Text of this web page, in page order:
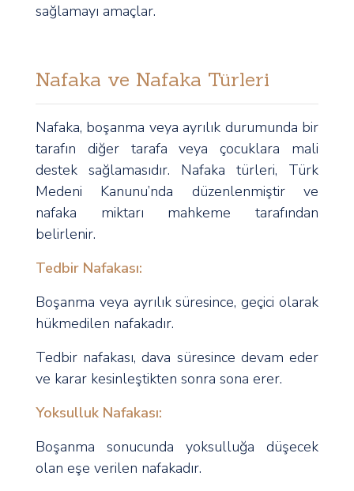
sağlamayı amaçlar.
Nafaka ve Nafaka Türleri
Nafaka, boşanma veya ayrılık durumunda bir
tarafın diğer tarafa veya çocuklara mali
destek sağlamasıdır. Nafaka türleri, Türk
Medeni Kanunu’nda düzenlenmiştir ve
nafaka miktarı mahkeme tarafından
belirlenir.
Tedbir Nafakası:
Boşanma veya ayrılık süresince, geçici olarak
hükmedilen nafakadır.
Tedbir nafakası, dava süresince devam eder
ve karar kesinleştikten sonra sona erer.
Yoksulluk Nafakası:
Boşanma sonucunda yoksulluğa düşecek
olan eşe verilen nafakadır.